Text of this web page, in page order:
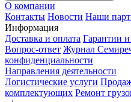
О компании
Контакты Новости Наши
Информация
Доставка и оплата Гарантии и
Вопрос-ответ Журнал
конфиденциальности
Направления деятельности
Логистические услуги
комплектующих Ремонт